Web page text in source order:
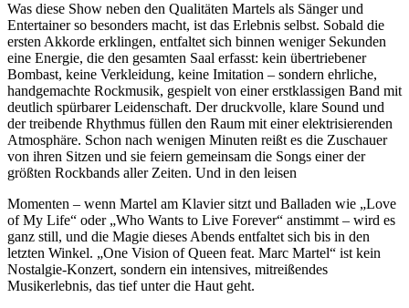
Was diese Show neben den Qualitäten Martels als Sänger und
Entertainer so besonders macht, ist das Erlebnis selbst. Sobald die
ersten Akkorde erklingen, entfaltet sich binnen weniger Sekunden
eine Energie, die den gesamten Saal erfasst: kein übertriebener
Bombast, keine Verkleidung, keine Imitation – sondern ehrliche,
handgemachte Rockmusik, gespielt von einer erstklassigen Band mit
deutlich spürbarer Leidenschaft. Der druckvolle, klare Sound und
der treibende Rhythmus füllen den Raum mit einer elektrisierenden
Atmosphäre. Schon nach wenigen Minuten reißt es die Zuschauer
von ihren Sitzen und sie feiern gemeinsam die Songs einer der
größten Rockbands aller Zeiten. Und in den leisen
Momenten – wenn Martel am Klavier sitzt und Balladen wie „Love
of My Life“ oder „Who Wants to Live Forever“ anstimmt – wird es
ganz still, und die Magie dieses Abends entfaltet sich bis in den
letzten Winkel. „One Vision of Queen feat. Marc Martel“ ist kein
Nostalgie-Konzert, sondern ein intensives, mitreißendes
Musikerlebnis, das tief unter die Haut geht.